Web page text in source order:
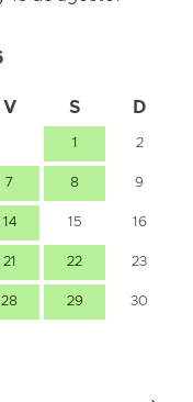
V S D
1 2
7 8 9
14 15 16
21 22 23
28 29 30